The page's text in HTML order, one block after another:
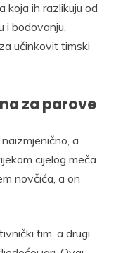
koja ih razlikuju od
i bodovanju.
učinkovit timski
za parove
a
cijelog meča.
novčića, a on
tim, a drugi